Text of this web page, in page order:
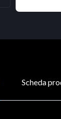
Scheda